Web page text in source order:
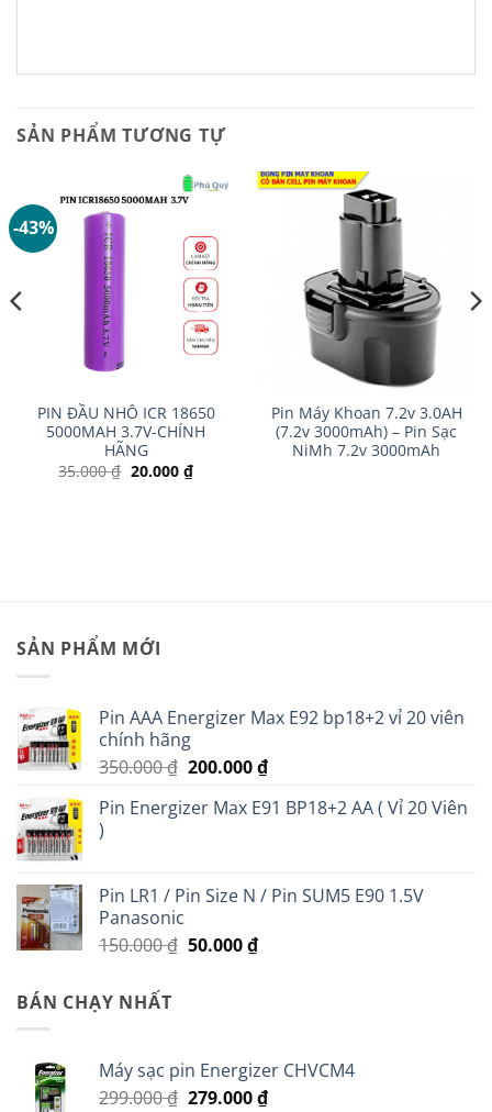
SẢN PHẨM TƯƠNG TỰ
-43%
PIN ĐẦU NHÔ ICR 18650
5000MAH 3.7V-CHÍNH
HÃNG
35.000₫ Giá
gốc
20.000 ₫Giá
hiện
Pin Máy Khoan 7.2v 3.0AH
(7.2v 3000mAh) – Pin Sạc
NiMh 7.2v 3000mAh
SẢN PHẨM MỚI
Pin AAA Energizer Max E92 bp18+2 vỉ 20 viên
chính hãng
350.000₫ Giá
là:
200.000₫Giá
tại
Pin Energizer Max E91 BP18+2 AA ( Vỉ 20 Viên
)
Pin LR1 / Pin Size N / Pin SUM5 E90 1.5V
Panasonic
150.000₫ Giá
50.000₫Giá
BÁN CHẠY NHẤT
Máy sạc pin Energizer CHVCM4
299.000₫ Giá
279.000₫Giá